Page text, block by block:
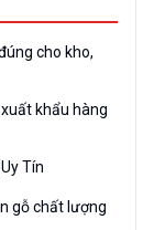
cho kho,
khẩu hàng
Tín
gỗ chất lượng